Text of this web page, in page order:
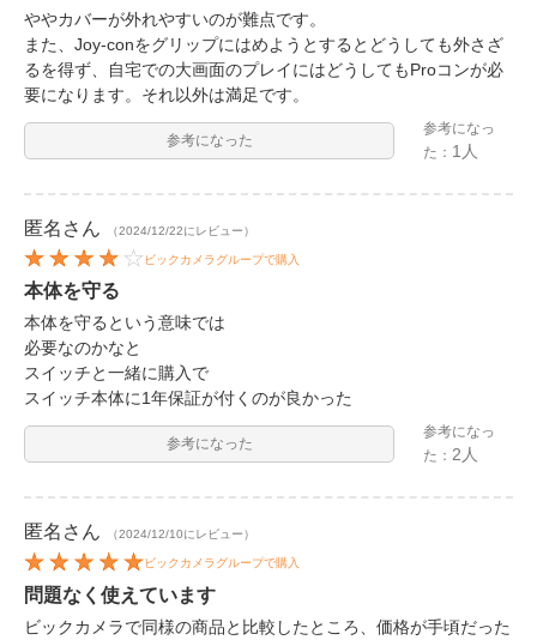
ややカバーが外れやすいのが難点です。
また、Joy-conをグリップにはめようとするとどうしても外さざ
るを得ず、自宅での大画面のプレイにはどうしてもProコンが必
要になります。それ以外は満足です。
参考になった
参考になっ
た： 1人
匿名 さん （2024/12/22にレビュー）
ビックカメラグループで購入
本体を守る
本体を守るという意味では
必要なのかなと
スイッチと一緒に購入で
スイッチ本体に1年保証が付くのが良かった
参考になった
参考になっ
た：2人
匿名 さん （2024/12/10にレビュー）
ビックカメラグループで購入
問題なく使えています
ビックカメラで同様の商品と比較したところ、価格が手頃だった